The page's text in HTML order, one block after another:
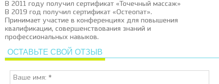
В 2011 году получил сертификат «Точечный массаж»
В 2019 год получил сертификат «Остеопат».
Принимает участие в конференциях для повышения
квалификации, совершенствования знаний и
профессиональных навыков.
ОСТАВЬТЕ СВОЙ ОТЗЫВ